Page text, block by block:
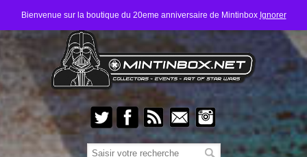
Bienvenue sur la boutique du 20eme anniversaire de Mintinbox Ignorer